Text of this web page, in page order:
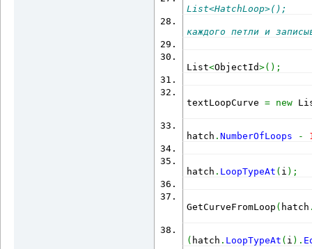
== 1 )
tr.
как кривые и создаем
nkontPartLstId = new
result.Add(ms.
{
cv as EllipticalArc2d ;
каждого петли и
List<ObjectId>( ) ;
textLoopCurve = new
hatch .NumberOfLoops -
hatch . LoopTypeAt ( i ) ;
GetCurveFromLoop ( hatch
( hatch . LoopTypeAt ( i ) .